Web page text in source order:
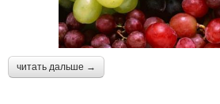
читать дальше →